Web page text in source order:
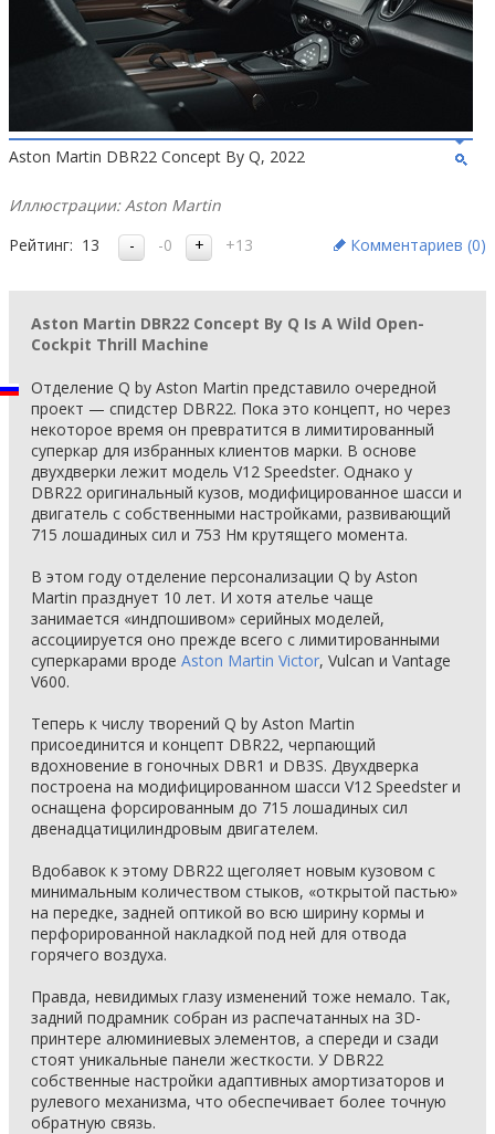
Aston Martin DBR22 Concept By Q, 2022
Иллюстрации: Aston Martin
Рейтинг: 13 -0 +13 Комментариев (0)
Aston Martin DBR22 Concept By Q Is A Wild Open-
Cockpit Thrill Machine
Отделение Q by Aston Martin представило очередной
проект — спидстер DBR22. Пока это концепт, но через
некоторое время он превратится в лимитированный
суперкар для избранных клиентов марки. В основе
двухдверки лежит модель V12 Speedster. Однако у
DBR22 оригинальный кузов, модифицированное шасси и
двигатель с собственными настройками, развивающий
715 лошадиных сил и 753 Нм крутящего момента.
В этом году отделение персонализации Q by Aston
Martin празднует 10 лет. И хотя ателье чаще
занимается «индпошивом» серийных моделей,
ассоциируется оно прежде всего с лимитированными
суперкарами вроде Aston Martin Victor, Vulcan и Vantage
V600.
Теперь к числу творений Q by Aston Martin
присоединится и концепт DBR22, черпающий
вдохновение в гоночных DBR1 и DB3S. Двухдверка
построена на модифицированном шасси V12 Speedster и
оснащена форсированным до 715 лошадиных сил
двенадцатицилиндровым двигателем.
Вдобавок к этому DBR22 щеголяет новым кузовом с
минимальным количеством стыков, «открытой пастью»
на передке, задней оптикой во всю ширину кормы и
перфорированной накладкой под ней для отвода
горячего воздуха.
Правда, невидимых глазу изменений тоже немало. Так,
задний подрамник собран из распечатанных на 3D-
принтере алюминиевых элементов, а спереди и сзади
стоят уникальные панели жесткости. У DBR22
собственные настройки адаптивных амортизаторов и
рулевого механизма, что обеспечивает более точную
обратную связь.